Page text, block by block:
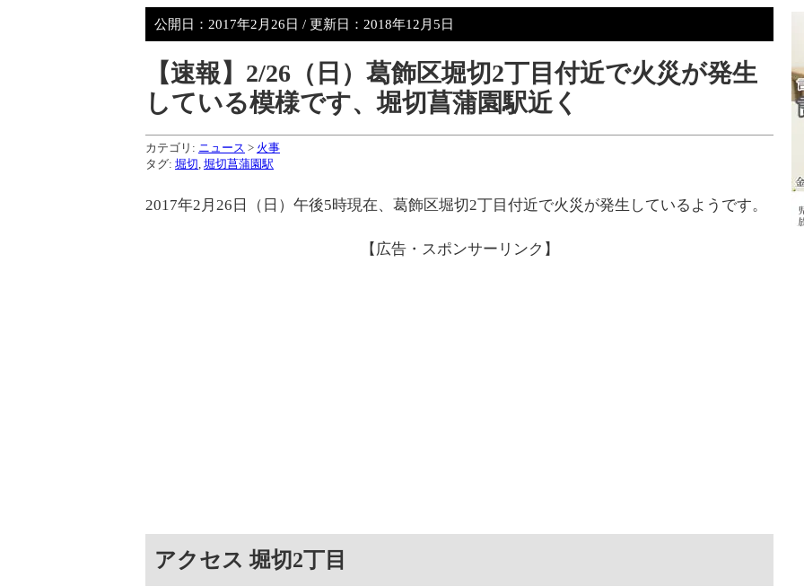
公開日： 2017年2月26日 / 更新日： 2018年12月5日
【速報】2/26（日）葛飾区堀切2丁目付近で火災が発生
している模様です、堀切菖蒲園駅近く
カテゴリ: ニュース > 火事
タグ: 堀切 堀切菖蒲園駅
2017年2月26日（日）午後5時現在、葛飾区堀切2丁目付近で火災が発生しているようです。
【広告・スポンサーリンク】
アクセス 堀切2丁目